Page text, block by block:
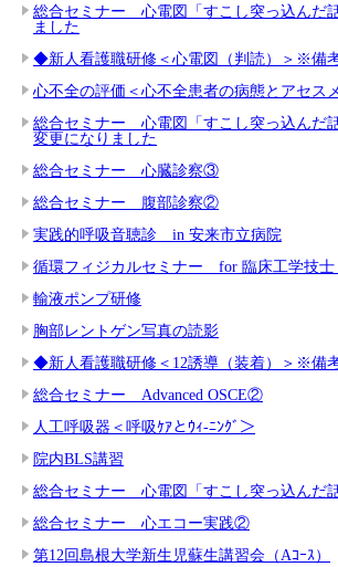
総合セミナー 心電図「すこし突っ込んだ
ました
◆新人看護職研修＜心電図（判読）＞※備
心不全の評価＜心不全患者の病態とアセス
総合セミナー 心電図「すこし突っ込ん
変更になりました
総合セミナー 心臓診察③
総合セミナー 腹部診察②
実践的呼吸音聴診 in 安来市立病院
循環フィジカルセミナー for 臨床工学技士
輸液ポンプ研修
胸部レントゲン写真の読影
◆新人看護職研修＜12誘導（装着）＞※備
総合セミナー Advanced OSCE②
人工呼吸器＜呼吸ｹｱとｳｨ-ﾆﾝｸﾞ＞
院内BLS講習
総合セミナー 心電図「すこし突っ込んだ
総合セミナー 心エコー実践②
第12回島根大学新生児蘇生講習会（Aｺｰｽ）